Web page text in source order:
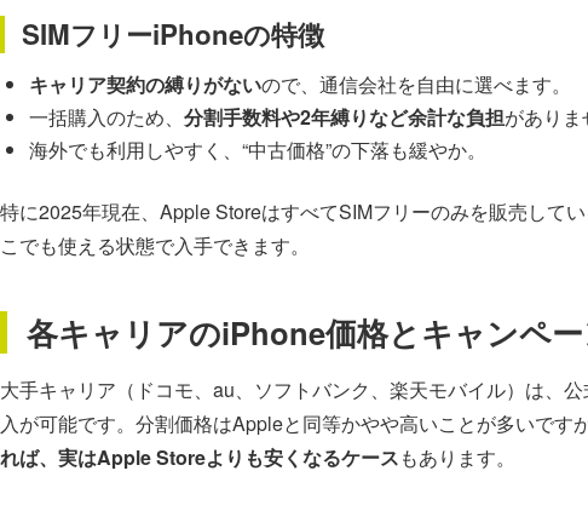
SIMフリーiPhoneの特徴
キャリア契約の縛りがないので、通信会社を自由に選べます。
一括購入のため、 分割手数料や2年縛りなど余計な負担がありま
海外でも利用しやすく、“中古価格”の下落も緩やか。
特に2025年現在、Apple StoreはすべてSIMフリーのみを販売して
こでも使える状態で入手できます。
各キャリアのiPhone価格とキャンペ
大手キャリア（ドコモ、au、ソフトバンク、楽天モバイル）は、
入が可能です。分割価格はAppleと同等かやや高いことが多いですが
れば、実はApple Storeよりも安くなるケースもあります。